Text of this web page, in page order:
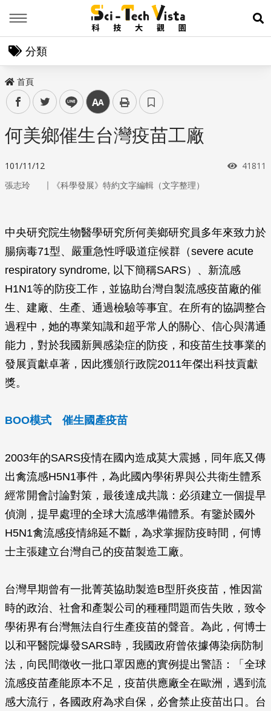
展
分類
首頁
facebooktwitter line 中
何美鄉催生台灣疫苗工廠
101/11/12 瀏覽次
41811
張志玲 ｜ 《科學發展》特約文字編輯（文字整理）
中央研究院生物醫學研究所何美鄉研究員多年來致力於
腸病毒71型、嚴重急性呼吸道症候群（severe acute
respiratory syndrome, 以下簡稱SARS）、新流感
H1N1等的防疫工作，並協助台灣自製流感疫苗廠的催
生、建廠、生產、通過檢驗等事宜。在所有的協調整合
過程中，她的專業知識和超乎常人的關心、信心與溝通
能力，對於我國新興感染症的防疫，和疫苗生技事業的
發展貢獻卓著，因此獲頒行政院2011年傑出科技貢獻
獎。
BOO模式 催生國產疫苗
2003年的SARS疫情在國內造成莫大震撼，同年底又傳
出禽流感H5N1事件，為此國內學術界與公共衛生體系
經常開會討論對策，最後達成共識：必須建立一個提早
偵測，提早處理的全球大流感準備體系。有鑒於國外
H5N1禽流感疫情綿延不斷，為求掌握防疫時間，何博
士主張建立台灣自己的疫苗製造工廠。
台灣早期曾有一批菁英協助製造B型肝炎疫苗，惟因當
時的政治、社會和產製公司的種種問題而告失敗，致令
學術界有台灣無法自行生產疫苗的聲音。為此，何博士
以和平醫院爆發SARS時，我國政府曾依據傳染病防制
法，向民間徵收一批口罩因應的實例提出警語：「全球
流感疫苗產能原本不足，疫苗供應廠全在歐洲，遇到流
感大流行，各國政府為求自保，必會禁止疫苗出口。台